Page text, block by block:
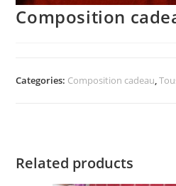
Composition
Categories: Composition cadeau,
Related products